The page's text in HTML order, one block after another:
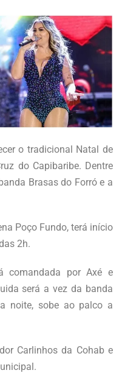
o tradicional Natal de
do Capibaribe. Dentre
Brasas do Forró e a
Poço Fundo, terá início
2h.
comandada por Axé e
será a vez da banda
noite, sobe ao palco a
Carlinhos da Cohab e